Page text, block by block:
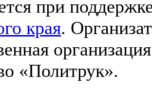
при
края.
«Политрук».